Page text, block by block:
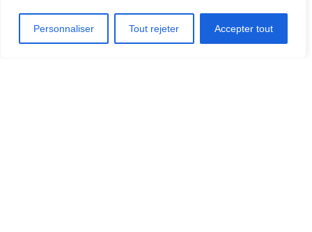
Personnaliser Tout rejeter Accepter tout
DÉCOUVRIR LA RÉGION
[CLIQUEZ ICI]